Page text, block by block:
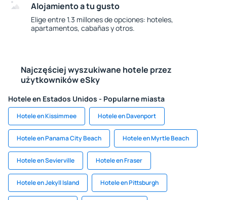
Alojamiento a tu gusto
Elige entre 1.3 millones de opciones: hoteles,
apartamentos, cabañas y otros.
Najczęściej wyszukiwane hotele przez
użytkowników eSky
Hotele en Estados Unidos - Popularne miasta
Hotele en Kissimmee Hotele en Davenport
Hotele en Panama City Beach Hotele en Myrtle Beach
Hotele en Sevierville Hotele en Fraser
Hotele en Jekyll Island Hotele en Pittsburgh